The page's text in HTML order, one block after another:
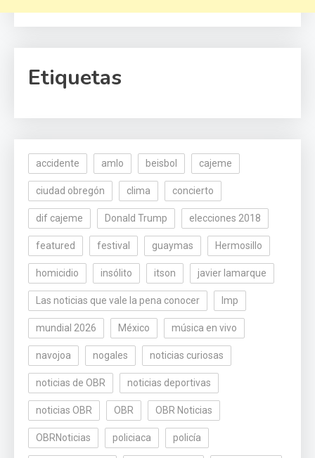
Etiquetas
accidente amlo beisbol cajeme
ciudad obregón clima concierto
dif cajeme Donald Trump elecciones 2018
featured festival guaymas Hermosillo
homicidio insólito itson javier lamarque
Las noticias que vale la pena conocer lmp
mundial 2026 México música en vivo
navojoa nogales noticias curiosas
noticias de OBR noticias deportivas
noticias OBR OBR OBR Noticias
OBRNoticias policiaca policía